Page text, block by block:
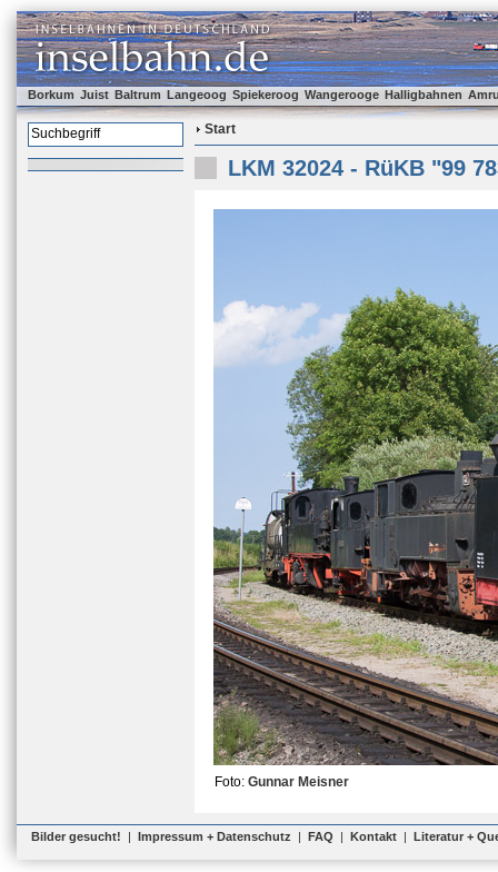
Borkum Juist Baltrum Langeoog Spiekeroog Wangerooge Halligbahnen
Start
LKM 32024 - RüKB "99
Foto: Gunnar Meisner
Bilder gesucht! | Impressum + Datenschutz | FAQ | Kontakt | Literatur +